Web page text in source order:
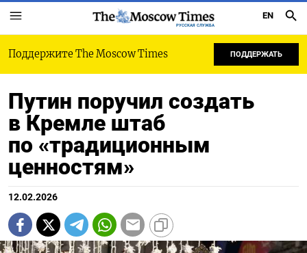
РУССКАЯ СЛУЖБА
EN
Поддержите The Moscow Times ПОДДЕРЖАТЬ
Путин поручил создать
в Кремле штаб
по «традиционным
ценностям»
12.02.2026